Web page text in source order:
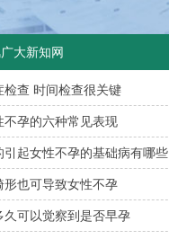
大新知网
检查 时间检查很关键
不孕的六种常见表现
引起女性不孕的基础病有哪些
形也可导致女性不孕
久可以觉察到是否早孕